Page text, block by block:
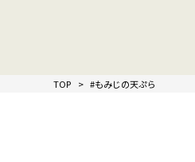
TOP #もみじの天ぷら